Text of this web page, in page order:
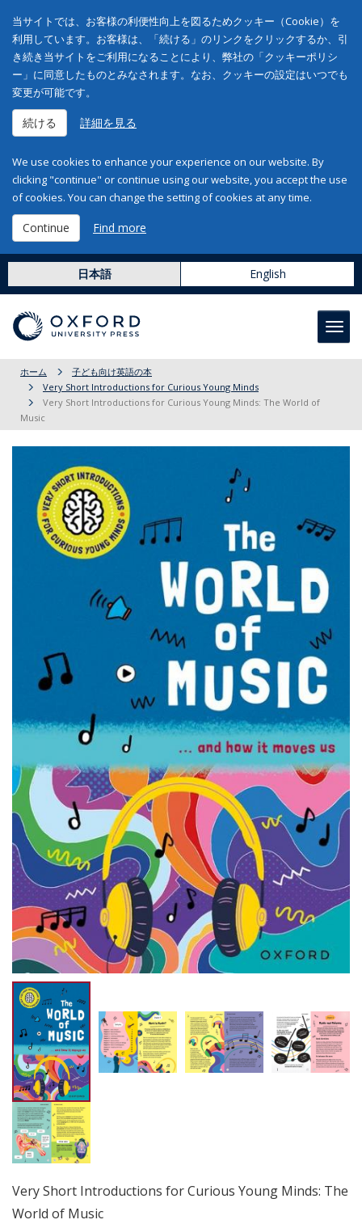
当サイトでは、お客様の利便性向上を図るためクッキー（Cookie）を
利用しています。お客様は、「続ける」のリンクをクリックするか、引
き続き当サイトをご利用になることにより、弊社の「クッキーポリシ
ー」に同意したものとみなされます。なお、クッキーの設定はいつでも
変更が可能です。
続ける 詳細を見る
We use cookies to enhance your experience on our website. By
clicking "continue" or continue using our website, you accept the use
of cookies. You can change the setting of cookies at any time.
Continue Find more
日本語 English
ホーム
子ども向け英語の本
Very Short Introductions for Curious Young Minds
Very Short Introductions for Curious Young Minds: The World of
Music
Very Short Introductions for Curious Young Minds: The
World of Music